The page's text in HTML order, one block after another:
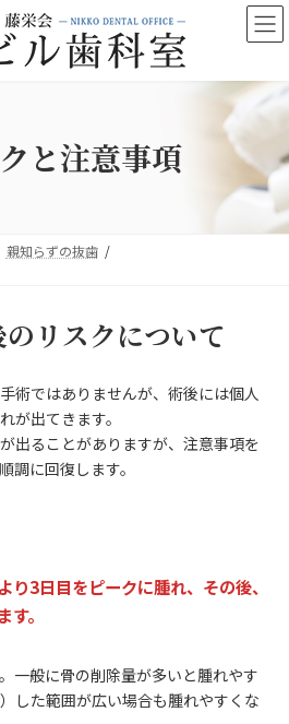
と注意事項
親知らずの抜歯
リスクについて
術ではありませんが、術後には個人
が出てきます。
出ることがありますが、注意事項を
調に回復します。
り3日目をピークに腫れ、その後、
。
一般に骨の削除量が多いと腫れやす
した範囲が広い場合も腫れやすくな